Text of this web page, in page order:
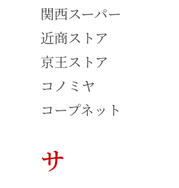
関西スーパー
近商ストア
京王ストア
コノミヤ
コープネット
サ